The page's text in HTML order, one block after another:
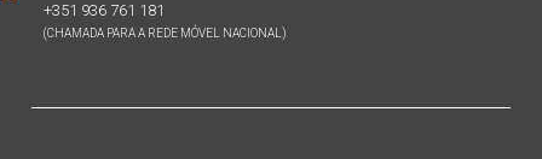
+351 936 761 181
(CHAMADA PARA A REDE MÓVEL NACIONAL)